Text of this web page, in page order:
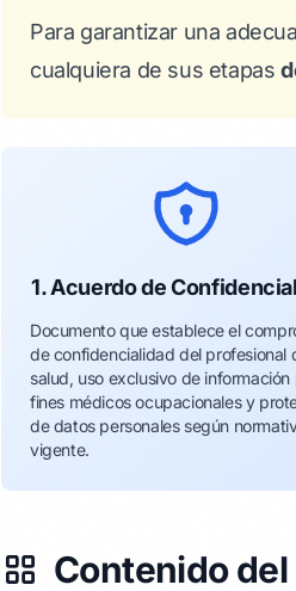
Para garantizar una
cualquiera de sus etapas
1. Acuerdo de
Documento que establece el
de confidencialidad del profesional
salud, uso exclusivo de información
fines médicos ocupacionales y
de datos personales según
vigente.
Contenido del